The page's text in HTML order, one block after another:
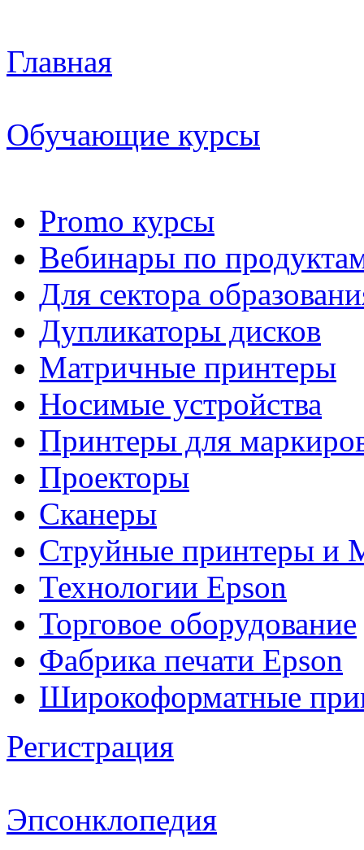
Главная
Обучающие курсы
Promo курсы
Вебинары по
Для сектора
Дупликаторы дисков
Матричные принтеры
Носимые устройства
Принтеры для
Проекторы
Сканеры
Струйные принтеры
Технологии Epson
Торговое оборудование
Фабрика печати Epson
Широкоформатные
Регистрация
Эпсонклопедия